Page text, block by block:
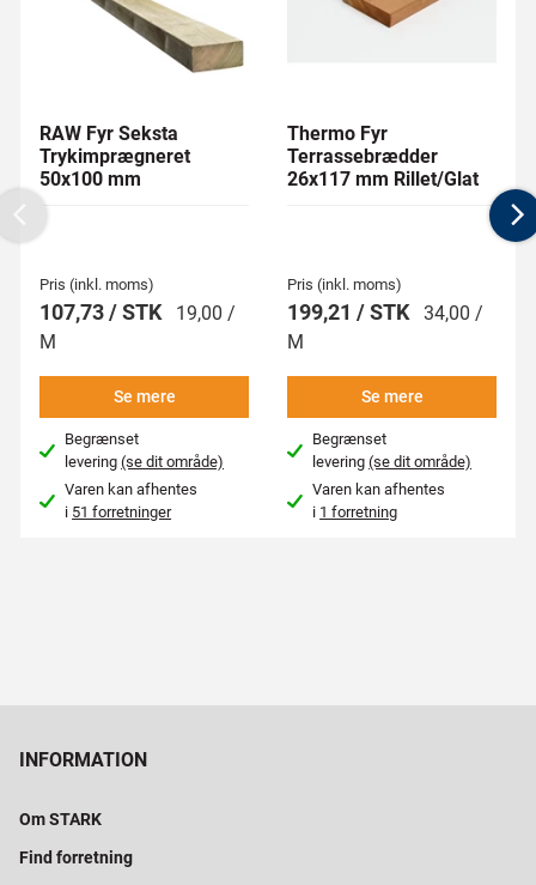
RAW Fyr Seksta
Trykimprægneret
50x100 mm
Pris (inkl. moms)
107,73 / STK
19,00 /
M
Se mere
Begrænset
levering(se dit område)
Varen kan afhentes
i 51 forretninger
Thermo Fyr
Terrassebrædder
26x117 mm Rillet/Glat
Pris (inkl. moms)
199,21 / STK 34,00 /
M
Se mere
Begrænset
levering(se dit område)
Varen kan afhentes
i 1 forretning
Previous
INFORMATION
Om STARK
Find forretning